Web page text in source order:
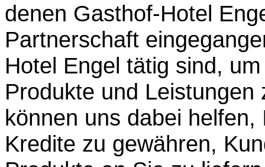
denen Gasthof-Hotel
Partnerschaft
Hotel Engel tätig sind,
Produkte und
können uns dabei
Kredite zu gewähren,